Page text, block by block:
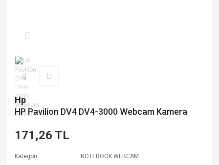
Hp
HP Pavilion DV4 DV4-3000 Webcam Kamera
171,26 TL
Kategori
NOTEBOOK WEBCAM